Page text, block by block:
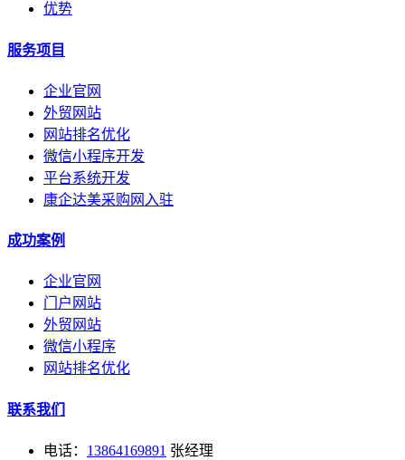
优势
服务项目
企业官网
外贸网站
网站排名优化
微信小程序开发
平台系统开发
康企达美采购网入驻
成功案例
企业官网
门户网站
外贸网站
微信小程序
网站排名优化
联系我们
电话： 13864169891 张经理